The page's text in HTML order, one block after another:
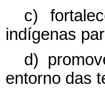
c)
indígenas
d)
entorno das